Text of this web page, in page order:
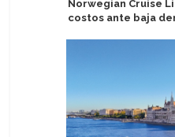
Norwegian Cruise
costos ante baja